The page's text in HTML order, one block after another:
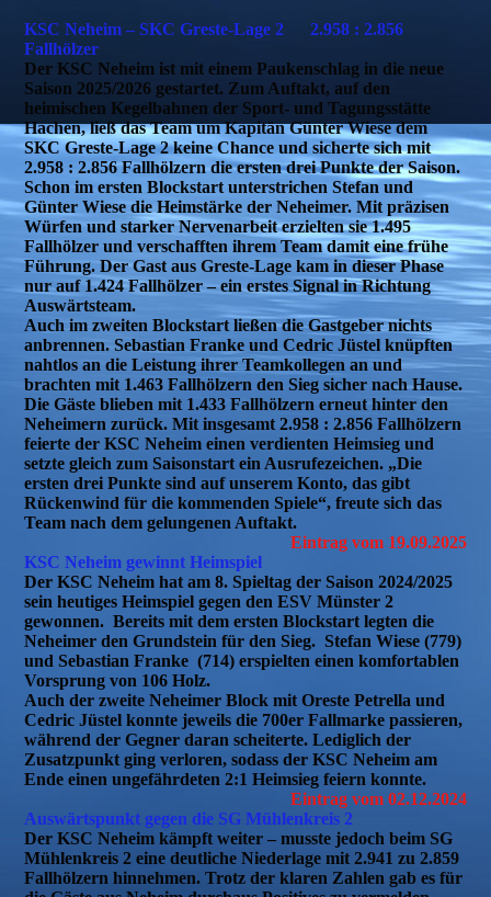
KSC Neheim – SKC Greste-Lage 2 2.958 : 2.856
Fallhölzer
Der KSC Neheim ist mit einem Paukenschlag in die neue
Saison 2025/2026 gestartet. Zum Auftakt, auf den
heimischen Kegelbahnen der Sport- und Tagungsstätte
Hachen, ließ das Team um Kapitän Günter Wiese dem
SKC Greste-Lage 2 keine Chance und sicherte sich mit
2.958 : 2.856 Fallhölzern die ersten drei Punkte der Saison.
Schon im ersten Blockstart unterstrichen Stefan und
Günter Wiese die Heimstärke der Neheimer. Mit präzisen
Würfen und starker Nervenarbeit erzielten sie 1.495
Fallhölzer und verschafften ihrem Team damit eine frühe
Führung. Der Gast aus Greste-Lage kam in dieser Phase
nur auf 1.424 Fallhölzer – ein erstes Signal in Richtung
Auswärtsteam.
Auch im zweiten Blockstart ließen die Gastgeber nichts
anbrennen. Sebastian Franke und Cedric Jüstel knüpften
nahtlos an die Leistung ihrer Teamkollegen an und
brachten mit 1.463 Fallhölzern den Sieg sicher nach Hause.
Die Gäste blieben mit 1.433 Fallhölzern erneut hinter den
Neheimern zurück. Mit insgesamt 2.958 : 2.856 Fallhölzern
feierte der KSC Neheim einen verdienten Heimsieg und
setzte gleich zum Saisonstart ein Ausrufezeichen. „Die
ersten drei Punkte sind auf unserem Konto, das gibt
Rückenwind für die kommenden Spiele“, freute sich das
Team nach dem gelungenen Auftakt.
Eintrag vom 19.09.2025
KSC Neheim gewinnt Heimspiel
Der KSC Neheim hat am 8. Spieltag der Saison 2024/2025
sein heutiges Heimspiel gegen den ESV Münster 2
gewonnen. Bereits mit dem ersten Blockstart legten die
Neheimer den Grundstein für den Sieg. Stefan Wiese (779)
und Sebastian Franke (714) erspielten einen komfortablen
Vorsprung von 106 Holz.
Auch der zweite Neheimer Block mit Oreste Petrella und
Cedric Jüstel konnte jeweils die 700er Fallmarke passieren,
während der Gegner daran scheiterte. Lediglich der
Zusatzpunkt ging verloren, sodass der KSC Neheim am
Ende einen ungefährdeten 2:1 Heimsieg feiern konnte.
Eintrag vom 02.12.2024
Auswärtspunkt gegen die SG Mühlenkreis 2
Der KSC Neheim kämpft weiter – musste jedoch beim SG
Mühlenkreis 2 eine deutliche Niederlage mit 2.941 zu 2.859
Fallhölzern hinnehmen. Trotz der klaren Zahlen gab es für